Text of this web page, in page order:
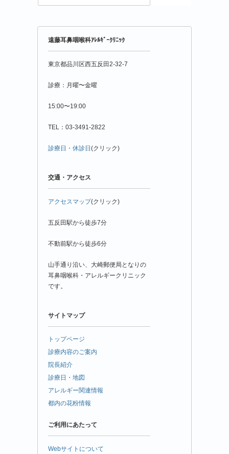
粉
遠藤耳鼻咽喉科ｱﾚﾙｷﾞｰｸﾘﾆｯｸ
東京都品川区西五反田2-32-7
診療：月曜〜金曜
15:00〜19:00
TEL：03-3491-2822
診療日・休診日(クリック)
交通・アクセス
アクセスマップ(クリック)
五反田駅から徒歩7分
不動前駅から徒歩6分
山手通り沿い、大崎郵便局となりの
耳鼻咽喉科・アレルギークリニック
です。
サイトマップ
トップページ
診療内容のご案内
院長紹介
診療日・地図
アレルギー関連情報
都内の花粉情報
ご利用にあたって
Webサイトについて